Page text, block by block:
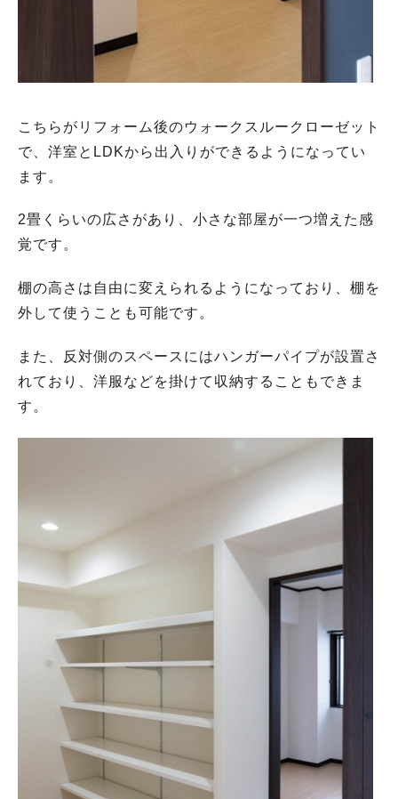
こちらがリフォーム後のウォークスルークローゼット
で、洋室とLDKから出入りができるようになってい
ます。
2畳くらいの広さがあり、小さな部屋が一つ増えた感
覚です。
棚の高さは自由に変えられるようになっており、棚を
外して使うことも可能です。
また、反対側のスペースにはハンガーパイプが設置さ
れており、洋服などを掛けて収納することもできま
す。